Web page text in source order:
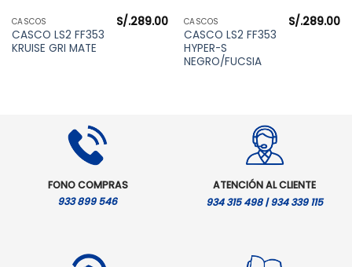
CASCOS
CASCO LS2 FF353
KRUISE GRI MATE
S/.289.00 CASCOS
CASCO LS2 FF353
HYPER-S
NEGRO/FUCSIA
S/.289.00
FONO COMPRAS
933 899 546
ATENCIÓN AL CLIENTE
934 315 498 | 934 339 115